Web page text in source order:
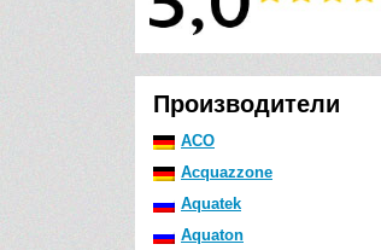
Производители
ACO
Acquazzone
Aquatek
Aquaton